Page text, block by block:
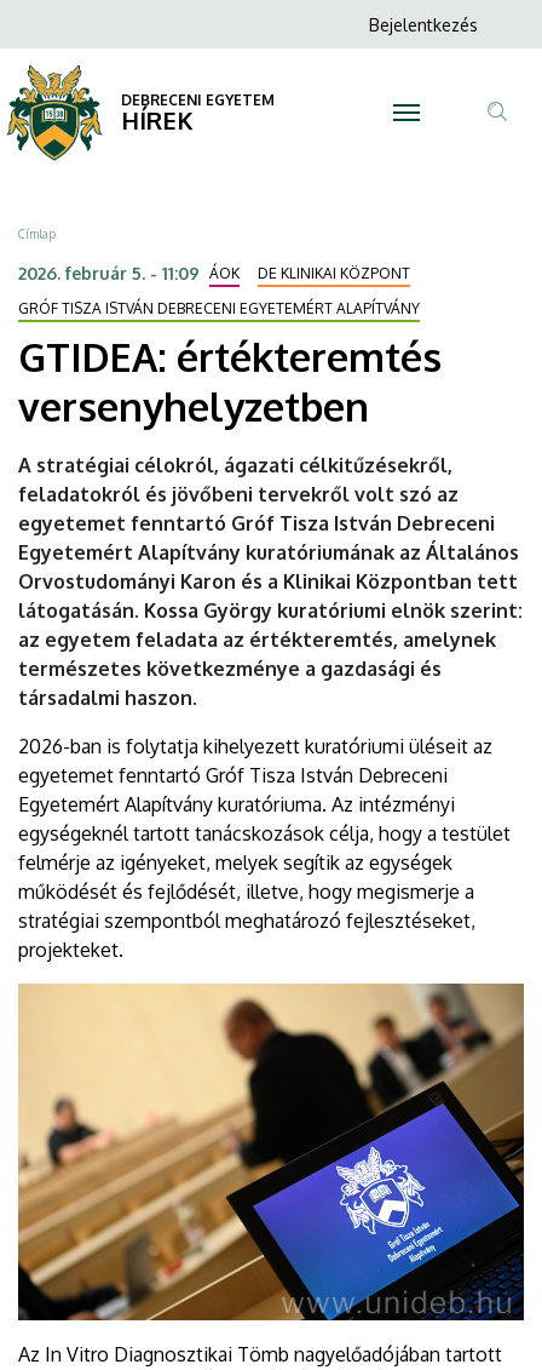
értékteremtés
versenyhelyzetben
DEBRECENI
EGYETEM
a
tartalomra
Anonim
menüje
Bejelentkezés
DEBRECENI EGYETEM
HÍREK
Morzsa
Címlap
2026. február 5. - 11:09 ÁOK
DE KLINIKAI KÖZPONT
GRÓF TISZA ISTVÁN DEBRECENI EGYETEMÉRT ALAPÍTVÁNY
GTIDEA: értékteremtés
versenyhelyzetben
A stratégiai célokról, ágazati célkitűzésekről,
feladatokról és jövőbeni tervekről volt szó az
egyetemet fenntartó Gróf Tisza István Debreceni
Egyetemért Alapítvány kuratóriumának az Általános
Orvostudományi Karon és a Klinikai Központban tett
látogatásán. Kossa György kuratóriumi elnök szerint:
az egyetem feladata az értékteremtés, amelynek
természetes következménye a gazdasági és
társadalmi haszon.
2026-ban is folytatja kihelyezett kuratóriumi üléseit az
egyetemet fenntartó Gróf Tisza István Debreceni
Egyetemért Alapítvány kuratóriuma. Az intézményi
egységeknél tartott tanácskozások célja, hogy a testület
felmérje az igényeket, melyek segítik az egységek
működését és fejlődését, illetve, hogy megismerje a
stratégiai szempontból meghatározó fejlesztéseket,
projekteket.
Az In Vitro Diagnosztikai Tömb nagyelőadójában tartott